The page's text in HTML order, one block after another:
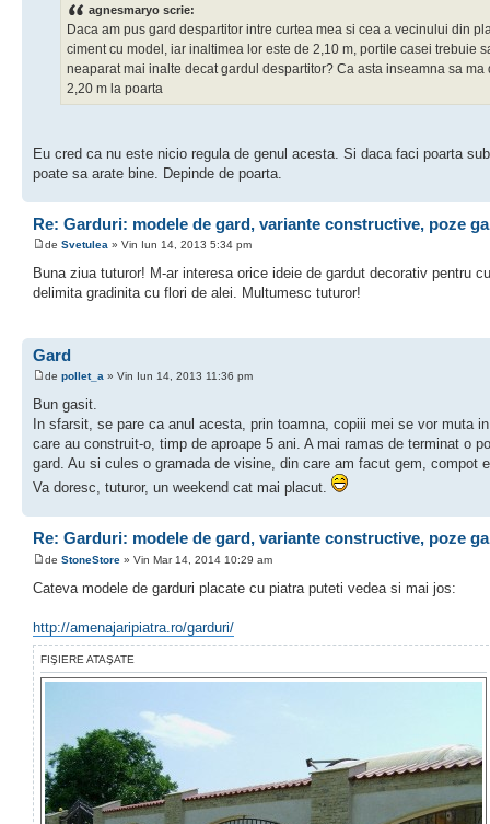
agnesmaryo scrie:
Daca am pus gard despartitor intre curtea mea si cea a vecinului din
ciment cu model, iar inaltimea lor este de 2,10 m, portile casei trebuie
neaparat mai inalte decat gardul despartitor? Ca asta inseamna sa ma
2,20 m la poarta
Eu cred ca nu este nicio regula de genul acesta. Si daca faci poarta
poate sa arate bine. Depinde de poarta.
Re: Garduri: modele de gard, variante constructive, poze
de Svetulea » Vin Iun 14, 2013 5:34 pm
Buna ziua tuturor! M-ar interesa orice ideie de gardut decorativ pentru
delimita gradinita cu flori de alei. Multumesc tuturor!
Gard
de pollet_a » Vin Iun 14, 2013 11:36 pm
Bun gasit.
In sfarsit, se pare ca anul acesta, prin toamna, copiii mei se vor muta
care au construit-o, timp de aproape 5 ani. A mai ramas de terminat o
gard. Au si cules o gramada de visine, din care am facut gem, compot
Va doresc, tuturor, un weekend cat mai placut.
Re: Garduri: modele de gard, variante constructive, poze
de StoneStore » Vin Mar 14, 2014 10:29 am
Cateva modele de garduri placate cu piatra puteti vedea si mai jos:
http://amenajaripiatra.ro/garduri/
FIŞIERE ATAŞATE